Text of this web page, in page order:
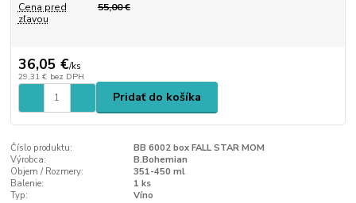
Cena pred
zľavou
55,00 €
36,05 €/ks
29,31 € bez DPH
Pridať do košíka
Číslo produktu:
BB 6002 box FALL STAR MOM
Výrobca:
B.Bohemian
Objem / Rozmery:
351-450 ml
Balenie:
1 ks
Typ:
Víno